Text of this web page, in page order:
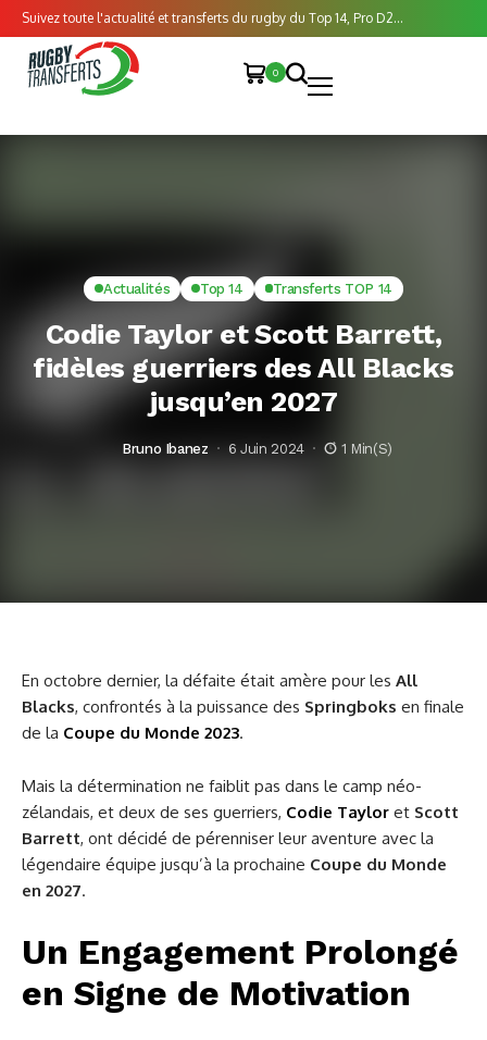
Suivez toute l'actualité et transferts du rugby du Top 14, Pro D2...
0
Actualités Top 14 Transferts TOP 14
Codie Taylor et Scott Barrett,
fidèles guerriers des All Blacks
jusqu’en 2027
Bruno Ibanez 6 Juin 2024 1 Min(s)
En octobre dernier, la défaite était amère pour les All
Blacks, confrontés à la puissance des Springboks en finale
de la Coupe du Monde 2023.
Mais la détermination ne faiblit pas dans le camp néo-
zélandais, et deux de ses guerriers, Codie Taylor et Scott
Barrett, ont décidé de pérenniser leur aventure avec la
légendaire équipe jusqu’à la prochaine Coupe du Monde
en 2027.
Un Engagement Prolongé
en Signe de Motivation